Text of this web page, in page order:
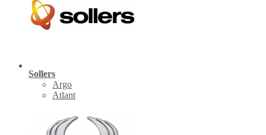
Sollers
Argo
Atlant